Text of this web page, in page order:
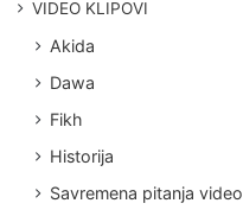
VIDEO KLIPOVI
Akida
Dawa
Fikh
Historija
Savremena pitanja video